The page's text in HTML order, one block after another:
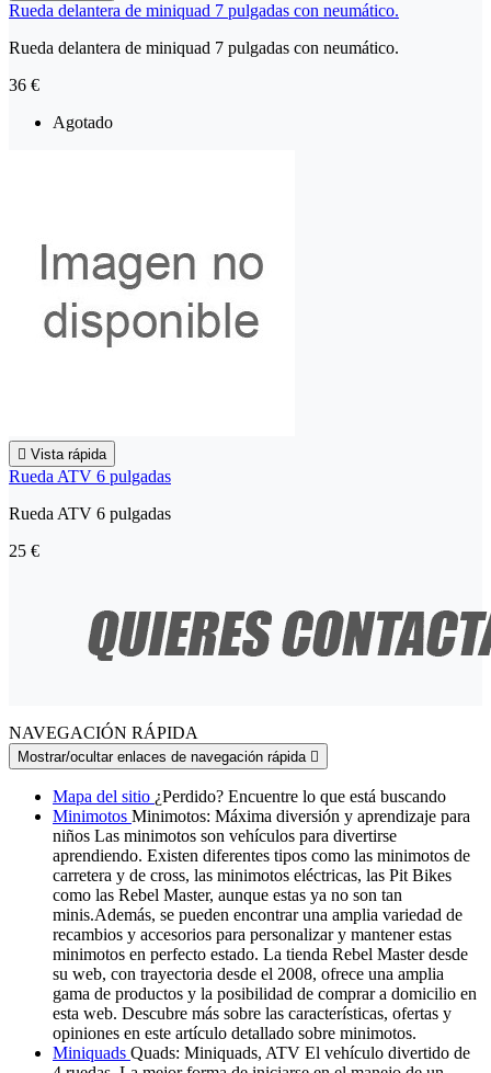
Rueda delantera de miniquad 7 pulgadas con neumático.
Rueda delantera de miniquad 7 pulgadas con neumático.
36 €
Agotado
 Vista rápida
Rueda ATV 6 pulgadas
Rueda ATV 6 pulgadas
25 €
NAVEGACIÓN RÁPIDA
Mostrar/ocultar enlaces de navegación rápida 
Mapa del sitio ¿Perdido? Encuentre lo que está buscando
Minimotos Minimotos: Máxima diversión y aprendizaje para
niños Las minimotos son vehículos para divertirse
aprendiendo. Existen diferentes tipos como las minimotos de
carretera y de cross, las minimotos eléctricas, las Pit Bikes
como las Rebel Master, aunque estas ya no son tan
minis.Además, se pueden encontrar una amplia variedad de
recambios y accesorios para personalizar y mantener estas
minimotos en perfecto estado. La tienda Rebel Master desde
su web, con trayectoria desde el 2008, ofrece una amplia
gama de productos y la posibilidad de comprar a domicilio en
esta web. Descubre más sobre las características, ofertas y
opiniones en este artículo detallado sobre minimotos.
Miniquads Quads: Miniquads, ATV El vehículo divertido de